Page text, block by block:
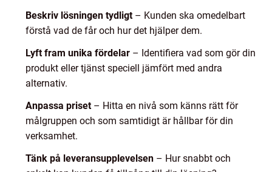
Beskriv lösningen tydligt– Kunden ska omedelbart
förstå vad de får och hur det hjälper dem.
Lyft fram unika fördelar – Identifiera vad som gör din
produkt eller tjänst speciell jämfört med andra
alternativ.
Anpassa priset– Hitta en nivå som känns rätt för
målgruppen och som samtidigt är hållbar för din
verksamhet.
Tänk på leveransupplevelsen – Hur snabbt och